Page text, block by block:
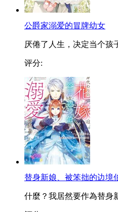
公爵家溺爱的冒牌幼女
厌倦了人生，决定当个孩
评分:
替身新娘、被笨拙的边境
什麼？我居然要作為替身